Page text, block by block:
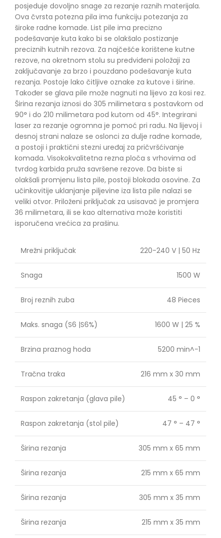
posjeduje dovoljno snage za rezanje raznih materijala.
Ova čvrsta potezna pila ima funkciju potezanja za
široke radne komade. List pile ima precizno
podešavanje kuta kako bi se olakšalo postizanje
preciznih kutnih rezova. Za najčešće korištene kutne
rezove, na okretnom stolu su predviđeni položaji za
zaključavanje za brzo i pouzdano podešavanje kuta
rezanja. Postoje lako čitljive oznake za kutove i širine.
Također se glava pile može nagnuti na lijevo za kosi rez.
Širina rezanja iznosi do 305 milimetara s postavkom od
90° i do 210 milimetara pod kutom od 45°. Integrirani
laser za rezanje ogromna je pomoć pri radu. Na lijevoj i
desnoj strani nalaze se oslonci za dulje radne komade,
a postoji i praktični stezni uređaj za pričvršćivanje
komada. Visokokvalitetna rezna ploča s vrhovima od
tvrdog karbida pruža savršene rezove. Da biste si
olakšali promjenu lista pile, postoji blokada osovine. Za
učinkovitije uklanjanje piljevine iza lista pile nalazi se
veliki otvor. Priloženi priključak za usisavač je promjera
36 milimetara, ili se kao alternativa može koristiti
isporučena vrećica za prašinu.
Mrežni priključak 220-240 V | 50 Hz
Snaga 1500 W
Broj reznih zuba 48 Pieces
Maks. snaga (S6 |S6%) 1600 W | 25 %
Brzina praznog hoda 5200 min^-1
Tračna traka 216 mm x 30 mm
Raspon zakretanja (glava pile) 45 ° – 0 °
Raspon zakretanja (stol pile) 47 ° – 47 °
Širina rezanja 305 mm x 65 mm
Širina rezanja 215 mm x 65 mm
Širina rezanja 305 mm x 35 mm
Širina rezanja 215 mm x 35 mm